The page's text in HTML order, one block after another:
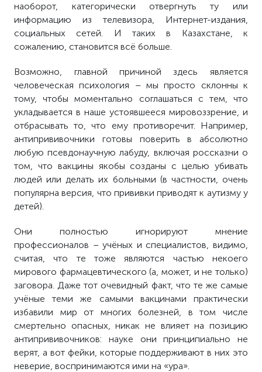
наоборот, категорически отвергнутьту или
информацию из телевизора, Интернет-издания,
социальных сетей. И таких в Казахстане, к
сожалению, становится всё больше.
Возможно, главной причиной здесь является
человеческая психология – мы просто склонны к
тому, чтобы моментально соглашаться с тем, что
укладывается в наше устоявшееся мировоззрение, и
отбрасывать то, что ему противоречит. Например,
антипрививочники готовы поверить в абсолютно
любую псевдонаучную лабуду, включая россказни о
том, что вакцины якобы созданы с целью убивать
людей или делать их больными (в частности, очень
популярна версия, что прививки приводят к аутизму у
детей).
Они полностью игнорируют мнение
профессионалов – учёных и специалистов, видимо,
считая, что те тоже являются частью некоего
мирового фармацевтического (а, может, и не только)
заговора. Даже тот очевидный факт, что те же самые
учёные теми же самыми вакцинами практически
избавили мир от многих болезней, в том числе
смертельно опасных, никак не влияет на позицию
антипрививочников: науке они принципиально не
верят, а вот фейки, которые поддерживают в них это
неверие, воспринимаются ими на «ура».